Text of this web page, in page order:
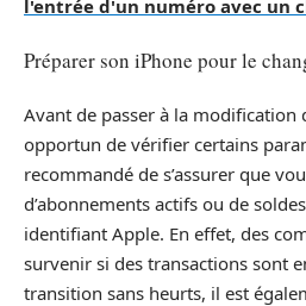
l'entrée d'un numéro avec un
Préparer son iPhone pour le
Avant de passer à la modification
opportun de vérifier certains
recommandé de s’assurer que
d’abonnements actifs ou de
identifiant Apple. En effet, des
survenir si des transactions sont
transition sans heurts, il est